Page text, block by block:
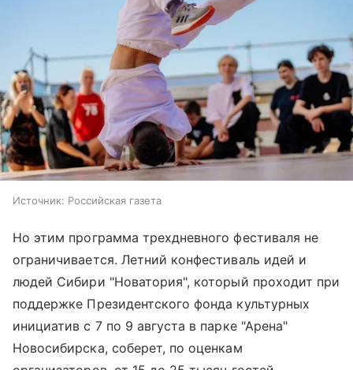
Источник: Российская газета
Но этим программа трехдневного фестиваля не
ограничивается. Летний конфестиваль идей и
людей Сибири "Новатория", который проходит при
поддержке Президентского фонда культурных
инициатив с 7 по 9 августа в парке "Арена"
Новосибирска, соберет, по оценкам